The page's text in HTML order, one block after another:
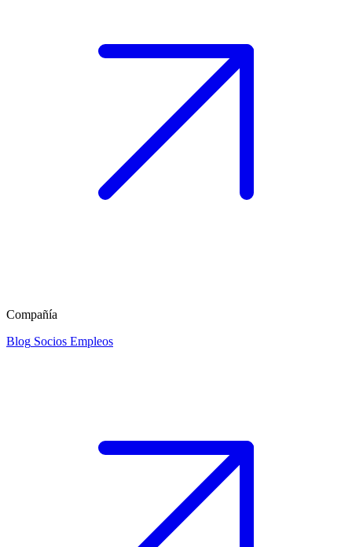
Compañía
Blog Socios Empleos